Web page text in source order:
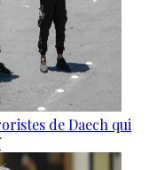
de Daech qui